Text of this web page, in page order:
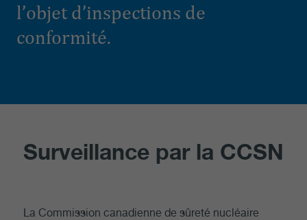
l’objet d’inspections de
conformité.
Surveillance par la CCSN
La Commission canadienne de sûreté nucléaire